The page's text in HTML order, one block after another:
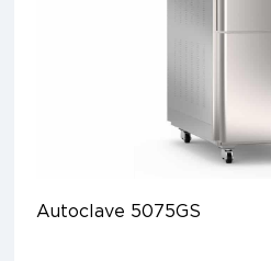
Autoclave 5075GS